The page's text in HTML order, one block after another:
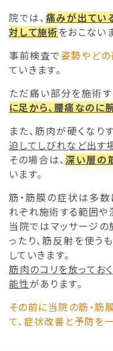
院では、 痛みが出てい
対して施術をおこない
事前検査で姿勢やど
ていきます。
ただ痛い部分を施術
に足から、腰痛なのに
また、筋肉が硬くなり
迫してしびれなど出す
その場合は、 深い層の
います。
筋・筋膜の症状は多数
れぞれ施術する範囲や
当院ではマッサージの
ったり、筋反射を使う
していきます。
筋肉のコリを放ってお
能性があります。
その前に当院の筋・筋
て、症状改善と予防を